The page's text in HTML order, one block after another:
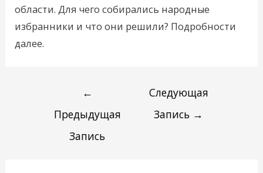
области. Для чего собирались народные
избранники и что они решили? Подробности
далее.
←
Предыдущая
Запись
Следующая
Запись →